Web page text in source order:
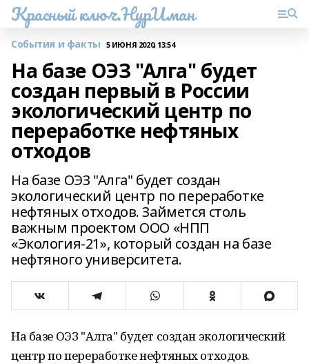
Красный ключ.НурИман
События и факты 5 ИЮНЯ 2020, 13:54
На базе ОЭЗ "Алга" будет
создан первый в России
экологический центр по
переработке нефтяных
отходов
На базе ОЭЗ "Алга" будет создан
экологический центр по переработке
нефтяных отходов. Займется столь
важным проектом ООО «НПП
«Экология-21», который создан на базе
нефтяного университета.
На базе ОЭЗ "Алга" будет создан экологический
центр по переработке нефтяных отходов.